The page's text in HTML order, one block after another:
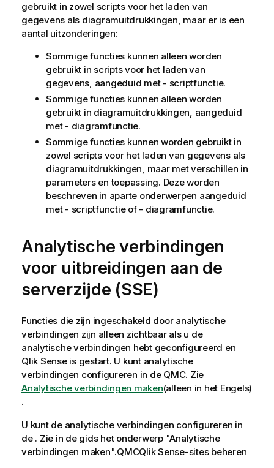
gebruikt in zowel scripts voor het laden van
gegevens als diagramuitdrukkingen, maar er is een
aantal uitzonderingen:
Sommige functies kunnen alleen worden
gebruikt in scripts voor het laden van
gegevens, aangeduid met - scriptfunctie.
Sommige functies kunnen alleen worden
gebruikt in diagramuitdrukkingen, aangeduid
met - diagramfunctie.
Sommige functies kunnen worden gebruikt in
zowel scripts voor het laden van gegevens als
diagramuitdrukkingen, maar met verschillen in
parameters en toepassing. Deze worden
beschreven in aparte onderwerpen aangeduid
met - scriptfunctie of - diagramfunctie.
Analytische verbindingen
voor uitbreidingen aan de
serverzijde (SSE)
Functies die zijn ingeschakeld door analytische
verbindingen zijn alleen zichtbaar als u de
analytische verbindingen hebt geconfigureerd en
Qlik Senseis gestart. U kunt analytische
verbindingen configureren in de QMC. Zie
Analytische verbindingen maken(alleen in het Engels)
.
U kunt de analytische verbindingen configureren in
de . Zie in de gids het onderwerp "Analytische
verbindingen maken".QMCQlik Sense-sites beheren